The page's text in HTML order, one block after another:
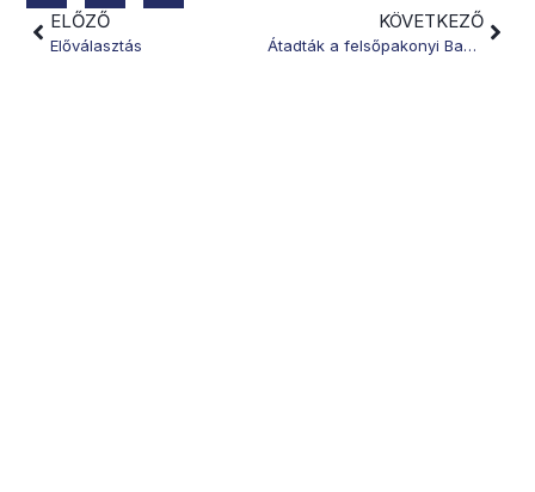
ELŐZŐ
Előválasztás
KÖVETKEZŐ
Átadták a felsőpakonyi Babóca bölcsődét